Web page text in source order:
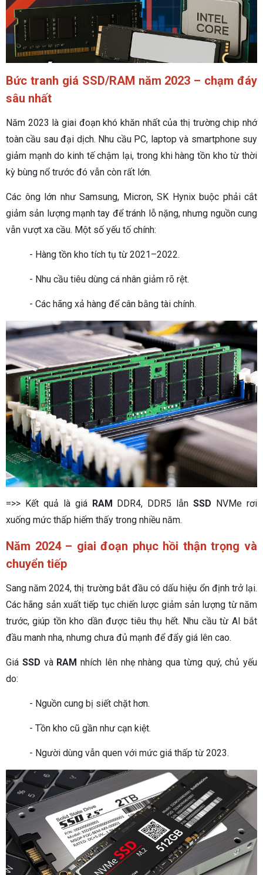
Bức tranh giá SSD/RAM năm 2023 – chạm đáy
sâu nhất
Năm 2023 là giai đoạn khó khăn nhất của thị trường chip nhớ
toàn cầu sau đại dịch. Nhu cầu PC, laptop và smartphone suy
giảm mạnh do kinh tế chậm lại, trong khi hàng tồn kho từ thời
kỳ bùng nổ trước đó vẫn còn rất lớn.
Các ông lớn như Samsung, Micron, SK Hynix buộc phải cắt
giảm sản lượng mạnh tay để tránh lỗ nặng, nhưng nguồn cung
vẫn vượt xa cầu. Một số yếu tố chính:
- Hàng tồn kho tích tụ từ 2021–2022.
- Nhu cầu tiêu dùng cá nhân giảm rõ rệt.
- Các hãng xả hàng để cân bằng tài chính.
=>> Kết quả là giá RAM DDR4, DDR5 lẫnSSD NVMe rơi
xuống mức thấp hiếm thấy trong nhiều năm.
Năm 2024 – giai đoạn phục hồi thận trọng và
chuyển tiếp
Sang năm 2024, thị trường bắt đầu có dấu hiệu ổn định trở lại.
Các hãng sản xuất tiếp tục chiến lược giảm sản lượng từ năm
trước, giúp tồn kho dần được tiêu thụ hết. Nhu cầu từ AI bắt
đầu manh nha, nhưng chưa đủ mạnh để đẩy giá lên cao.
Giá SSD và RAM nhích lên nhẹ nhàng qua từng quý, chủ yếu
do:
- Nguồn cung bị siết chặt hơn.
- Tồn kho cũ gần như cạn kiệt.
- Người dùng vẫn quen với mức giá thấp từ 2023.